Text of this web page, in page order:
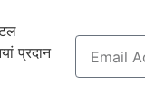
प्रदान